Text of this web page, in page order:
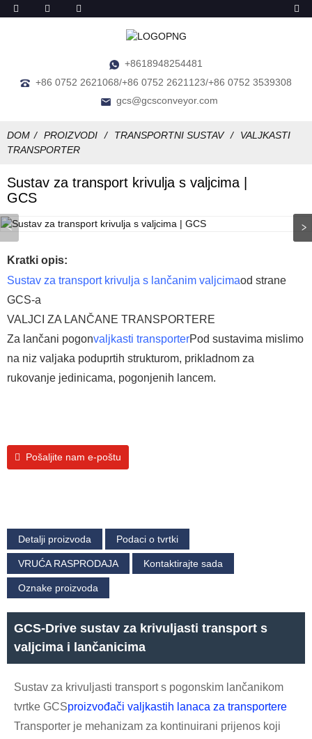
+8618948254481
+86 0752 2621068/+86 0752 2621123/+86 0752 3539308
gcs@gcsconveyor.com
DOM PROIZVODI TRANSPORTNI SUSTAV
VALJKASTI
TRANSPORTER
Sustav za transport krivulja s valjcima |
GCS
Kratki opis:
Sustav za transport krivulja s lančanim valjcimaod strane
GCS-a
VALJCI ZA LANČANE TRANSPORTERE
Za lančani pogonvaljkasti transporterPod sustavima mislimo
na niz valjaka poduprtih strukturom, prikladnom za
rukovanje jedinicama, pogonjenih lancem.
Pošaljite nam e-poštu
Detalji proizvoda Podaci o tvrtki
VRUĆA RASPRODAJA Kontaktirajte sada
Oznake proizvoda
GCS-Drive sustav za krivuljasti transport s
valjcima i lančanicima
Sustav za krivuljasti transport s pogonskim lančanikom
tvrtke GCSproizvođači valjkastih lanaca za transportere
Transporter je mehanizam za kontinuirani prijenos koji